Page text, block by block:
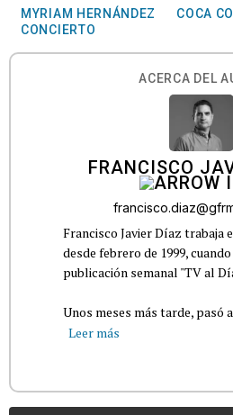
MYRIAM HERNÁNDEZ
COCA
CONCIERTO
ACERCA DEL
FRANCISCO
Francisco Javier Díaz trabaja
desde febrero de 1999,
publicación semanal "TV al
Unos meses más tarde, pasó
Leer más